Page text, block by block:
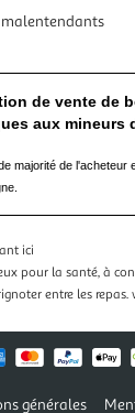
malentendants
de vente de
aux mineurs
majorité de l'acheteur
ici
pour la santé, à
entre les repas.
générales